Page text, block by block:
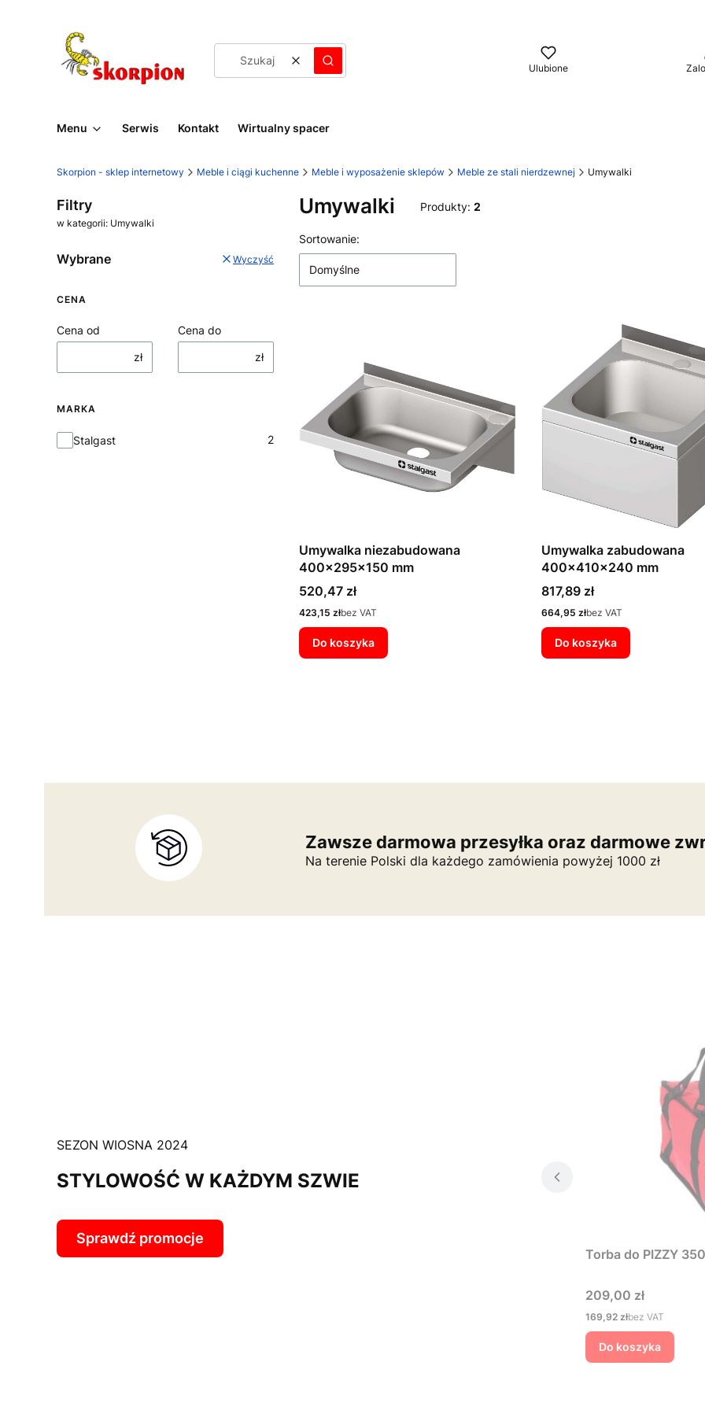
WyczyśćSzukaj Ulubione
Menu Serwis Kontakt Wirtualny spacer
Skorpion - sklep internetowy Meble i ciągi kuchenne Meble i wyposażenie sklepów Meble ze stali nierdzewnej Umywalki
Filtry
w kategorii: Umywalki
Wybrane Wyczyść
CENA
Cena od
zł
Cena do
zł
MARKA
Marka
Stalgast 2
Umywalki Produkty: 2
Lista produktów
Sortowanie:
Domyślne
Umywalka niezabudowana
400x295x150 mm
Cena
520,47 zł
Cena
423,15 złbez VAT
Do koszyka
Umywalka zabudowana
400x410x240 mm
Cena
817,89 zł
Cena
664,95 złbez VAT
Do koszyka
Zawsze darmowa przesyłka oraz darmowe
Na terenie Polski dla każdego zamówienia powyżej 1000 zł
SEZON WIOSNA 2024
STYLOWOŚĆ W KAŻDYM SZWIE
Sprawdź promocje
Torba do PIZZY
Cena
209,00 zł
Cena
169,92 złbez VAT
Do koszyka